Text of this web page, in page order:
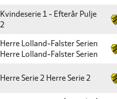
Kvindeserie 1 - Efterår Pulje
2
Herre Lolland-Falster Serien
Herre Lolland-Falster Serien
Herre Serie 2 Herre Serie 2